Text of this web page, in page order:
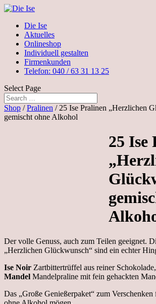
Die Ise
Aktuelles
Onlineshop
Individuell gestalten
Firmenkunden
Telefon: 040 / 63 31 13 25
Select Page
Shop /Pralinen / 25 Ise Pralinen „Herzlichen
gemischt ohne Alkohol
25 Ise
Der volle Genuss, auch zum Teilen geeignet.
„Herzlichen Glückwunsch“ sind ein echter
Ise Noir Zartbittertrüffel aus reiner Schokolade,
Mandel Mandelpraline mit fein gehackten
Das „Große Genießerpaket“ zum